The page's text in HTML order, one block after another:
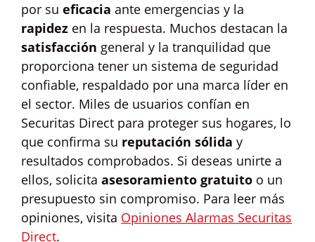
por su eficacia ante emergencias y la
rapidez en la respuesta. Muchos destacan la
satisfacción general y la tranquilidad que
proporciona tener un sistema de seguridad
confiable, respaldado por una marca líder en
el sector. Miles de usuarios confían en
Securitas Direct para proteger sus hogares, lo
que confirma su reputación sólida y
resultados comprobados. Si deseas unirte a
ellos, solicita asesoramiento gratuito o un
presupuesto sin compromiso. Para leer más
opiniones, visita Opiniones Alarmas Securitas
Direct.